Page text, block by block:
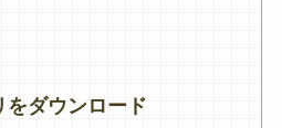
ダウンロード